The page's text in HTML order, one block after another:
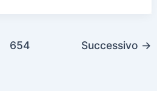
654 Successivo →